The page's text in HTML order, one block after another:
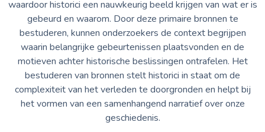
waardoor historici een nauwkeurig beeld krijgen van wat er is
gebeurd en waarom. Door deze primaire bronnen te
bestuderen, kunnen onderzoekers de context begrijpen
waarin belangrijke gebeurtenissen plaatsvonden en de
motieven achter historische beslissingen ontrafelen. Het
bestuderen van bronnen stelt historici in staat om de
complexiteit van het verleden te doorgronden en helpt bij
het vormen van een samenhangend narratief over onze
geschiedenis.